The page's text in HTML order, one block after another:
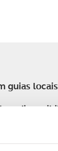
guias
a